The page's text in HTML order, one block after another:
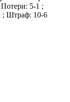
5-1 ;
; Штраф: 10-6